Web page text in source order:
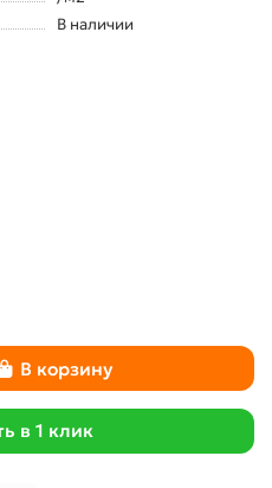
В наличии
В корзину
в 1 клик